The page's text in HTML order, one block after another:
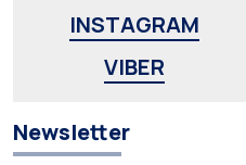
INSTAGRAM
VIBER
Newsletter